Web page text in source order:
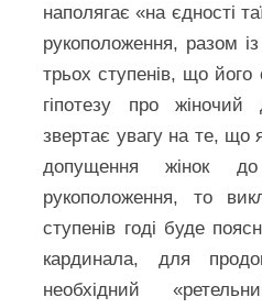
наполягає «на єдності
рукоположення, разом
трьох ступенів, що його
гіпотезу про жіночий
звертає увагу на те,
допущення жінок
рукоположення, то
ступенів годі буде
кардинала, для
необхідний